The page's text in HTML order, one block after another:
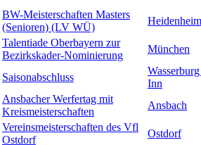
BW-Meisterschaften Masters
(Senioren) (LV WÜ)
Heidenheim
Talentiade Oberbayern zur
Bezirkskader-Nominierung
München
Saisonabschluss
Inn
Ansbacher Werfertag mit
Kreismeisterschaften
Ansbach
Vereinsmeisterschaften des Vfl
Ostdorf
Ostdorf